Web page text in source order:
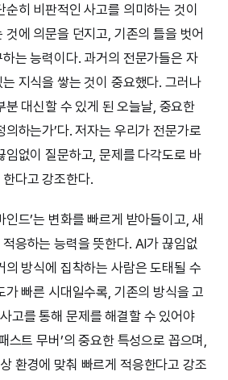
순히 비판적인 사고를 의미하는 것이
것에 의문을 던지고, 기존의 틀을 벗어
는 능력이다. 과거의 전문가들은 자
지식을 쌓는 것이 중요했다. 그러나
분 대신할 수 있게 된 오늘날, 중요한
의하는가’다. 저자는 우리가 전문가로
임없이 질문하고, 문제를 다각도로 바
다고 강조한다.
인드’는 변화를 빠르게 받아들이고, 새
응하는 능력을 뜻한다. AI가 끊임없
의 방식에 집착하는 사람은 도태될 수
가 빠른 시대일수록, 기존의 방식을 고
고를 통해 문제를 해결할 수 있어야
스트 무버’의 중요한 특성으로 꼽으며,
환경에 맞춰 빠르게 적응한다고 강조